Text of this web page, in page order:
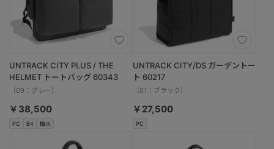
PC B4 撥水
UNTRACK CITY PLUS / THE
HELMET トートバッグ 60343
（09：グレー）
￥38,500
PC
UNTRACK CITY/DS ガーデントー
ト 60217
（01：ブラック）
￥27,500